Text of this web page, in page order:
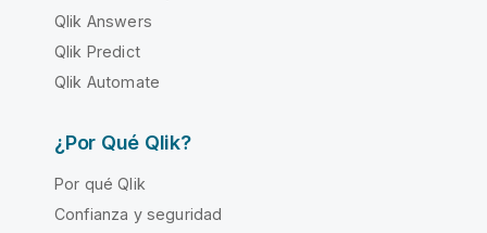
Qlik Answers
Qlik Predict
Qlik Automate
¿Por Qué Qlik?
Por qué Qlik
Confianza y seguridad